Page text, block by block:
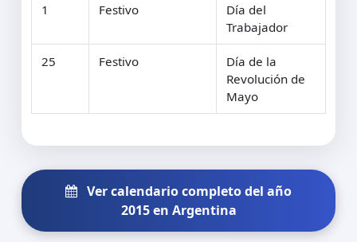
1 Festivo
Día del
Trabajador
25 Festivo
Día de la
Revolución de
Mayo
Ver calendario completo del año
2015 en Argentina